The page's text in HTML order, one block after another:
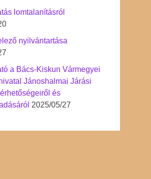
lomtalanításról
nyilvántartása
a Bács-Kiskun Vármegyei
Jánoshalmai Járási
és
2025/05/27